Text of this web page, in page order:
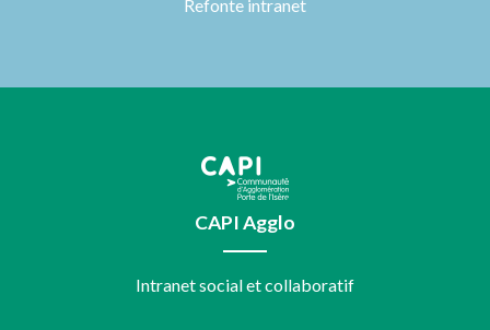
Refonte intranet
CAPI Agglo
Intranet social et collaboratif